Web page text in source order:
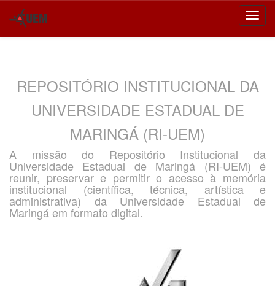
REPOSITÓRIO INSTITUCIONAL DA
UNIVERSIDADE ESTADUAL DE
MARINGÁ (RI-UEM)
A missão do Repositório Institucional da
Universidade Estadual de Maringá (RI-UEM) é
reunir, preservar e permitir o acesso à memória
institucional (científica, técnica, artística e
administrativa) da Universidade Estadual de
Maringá em formato digital.